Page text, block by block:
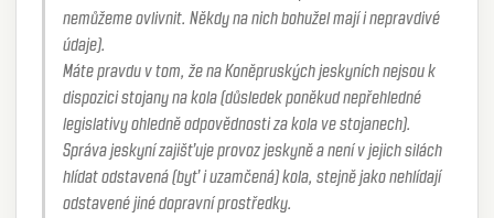
nemůžeme ovlivnit. Někdy na nich bohužel mají i nepravdivé
údaje).
Máte pravdu v tom, že na Koněpruských jeskyních nejsou k
dispozici stojany na kola (důsledek poněkud nepřehledné
legislativy ohledně odpovědnosti za kola ve stojanech).
Správa jeskyní zajišťuje provoz jeskyně a není v jejich silách
hlídat odstavená (byť i uzamčená) kola, stejně jako nehlídají
odstavené jiné dopravní prostředky.